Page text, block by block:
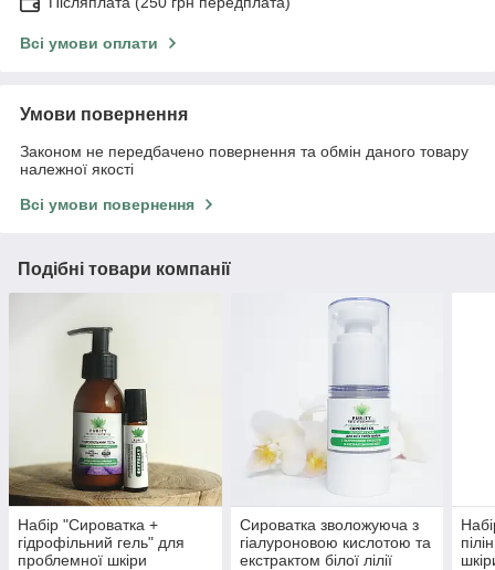
Всі умови оплати
Умови повернення
Законом не передбачено повернення та обмін даного товару
належної якості
Всі умови повернення
Подібні товари компанії
Набір "Сироватка +
гідрофільний гель" для
проблемної шкіри
Сироватка зволожуюча з
гіалуроновою кислотою та
екстрактом білої лілії